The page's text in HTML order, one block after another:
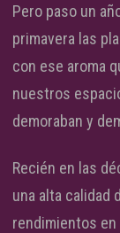
Pero paso un
primavera las
con ese aroma
nuestros
demoraban y
Recién en las
una alta calidad
rendimientos